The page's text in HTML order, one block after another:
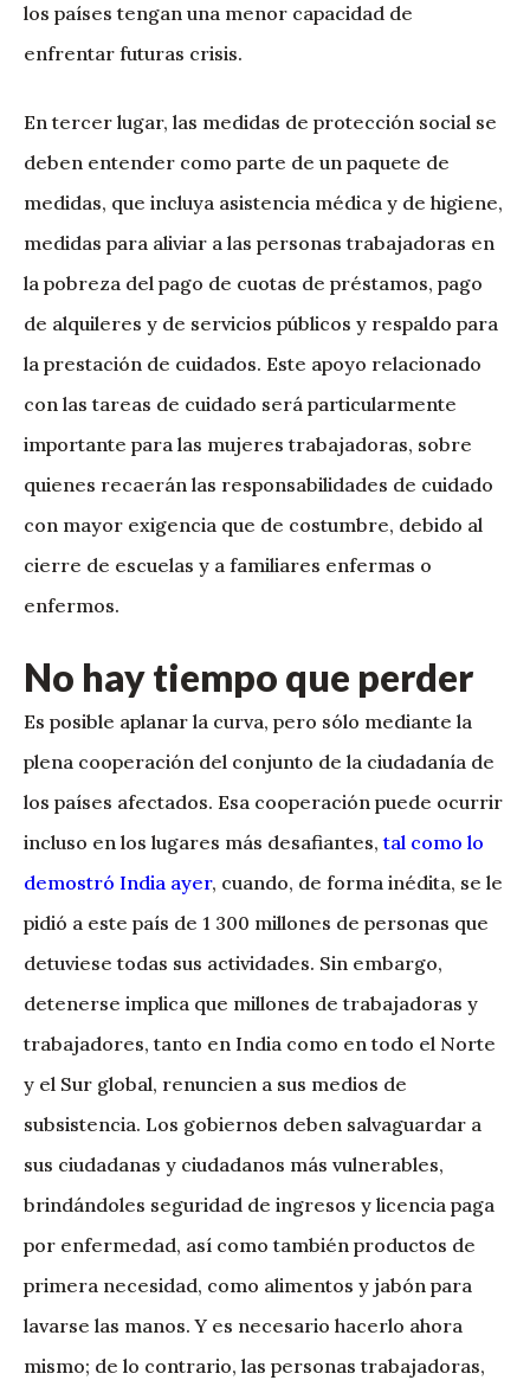
los países tengan una menor capacidad de
enfrentar futuras crisis.
En tercer lugar, las medidas de protección social se
deben entender como parte de un paquete de
medidas, que incluya asistencia médica y de higiene,
medidas para aliviar a las personas trabajadoras en
la pobreza del pago de cuotas de préstamos, pago
de alquileres y de servicios públicos y respaldo para
la prestación de cuidados. Este apoyo relacionado
con las tareas de cuidado será particularmente
importante para las mujeres trabajadoras, sobre
quienes recaerán las responsabilidades de cuidado
con mayor exigencia que de costumbre, debido al
cierre de escuelas y a familiares enfermas o
enfermos.
No hay tiempo que perder
Es posible aplanar la curva, pero sólo mediante la
plena cooperación del conjunto de la ciudadanía de
los países afectados. Esa cooperación puede ocurrir
incluso en los lugares más desafiantes,tal como lo
demostró India ayer, cuando, de forma inédita, se le
pidió a este país de 1 300 millones de personas que
detuviese todas sus actividades. Sin embargo,
detenerse implica que millones de trabajadoras y
trabajadores, tanto en India como en todo el Norte
y el Sur global, renuncien a sus medios de
subsistencia. Los gobiernos deben salvaguardar a
sus ciudadanas y ciudadanos más vulnerables,
brindándoles seguridad de ingresos y licencia paga
por enfermedad, así como también productos de
primera necesidad, como alimentos y jabón para
lavarse las manos. Y es necesario hacerlo ahora
mismo; de lo contrario, las personas trabajadoras,